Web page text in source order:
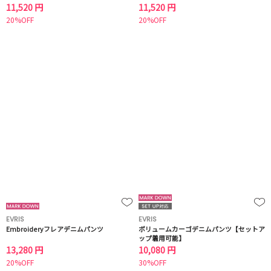
11,520 円
20%OFF
11,520 円
20%OFF
EVRIS
Embroideryフレアデニムパンツ
13,280 円
20%OFF
EVRIS
ボリュームカーゴデニムパンツ【セットア
ップ着用可能】
10,080 円
30%OFF